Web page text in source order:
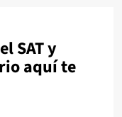
SAT y
aquí te